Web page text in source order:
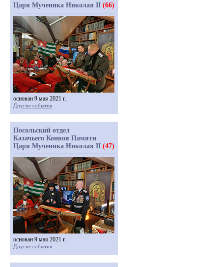
Царя Мученика Николая II (66)
основан 9 мая 2021 г.
Другие события
Посольский отдел
Казачьего Конвоя Памяти
Царя Мученика Николая II (47)
основан 9 мая 2021 г.
Другие события